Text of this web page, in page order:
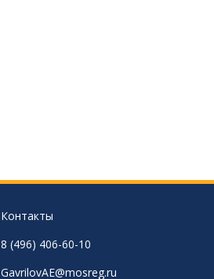
Контакты
8 (496) 406-60-10
GavrilovAE@mosreg.ru